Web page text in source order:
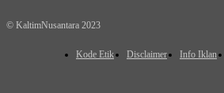
© KaltimNusantara 2023
Kode Etik Disclaimer Info Iklan